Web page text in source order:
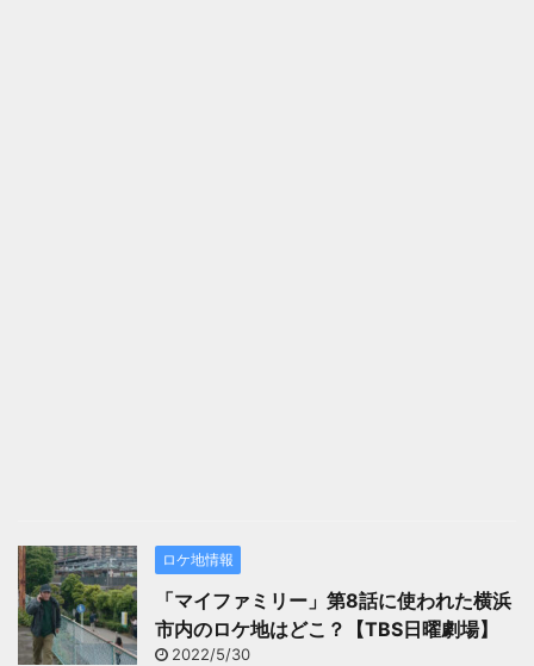
ロケ地情報
「マイファミリー」第8話に使われた横浜
市内のロケ地はどこ？【TBS日曜劇場】
2022/5/30